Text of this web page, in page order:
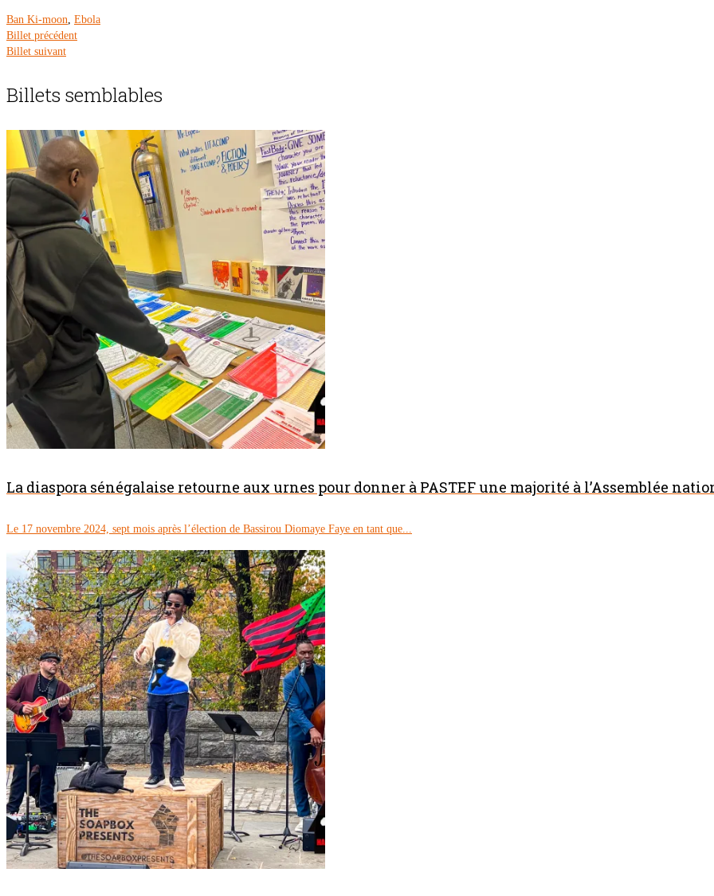
Ban Ki-moon, Ebola
Billet précédent
Billet suivant
Billets semblables
La diaspora sénégalaise retourne aux urnes pour donner à PASTEF une majorité à l’Assemblée
Le 17 novembre 2024, sept mois après l’élection de Bassirou Diomaye Faye en tant que...